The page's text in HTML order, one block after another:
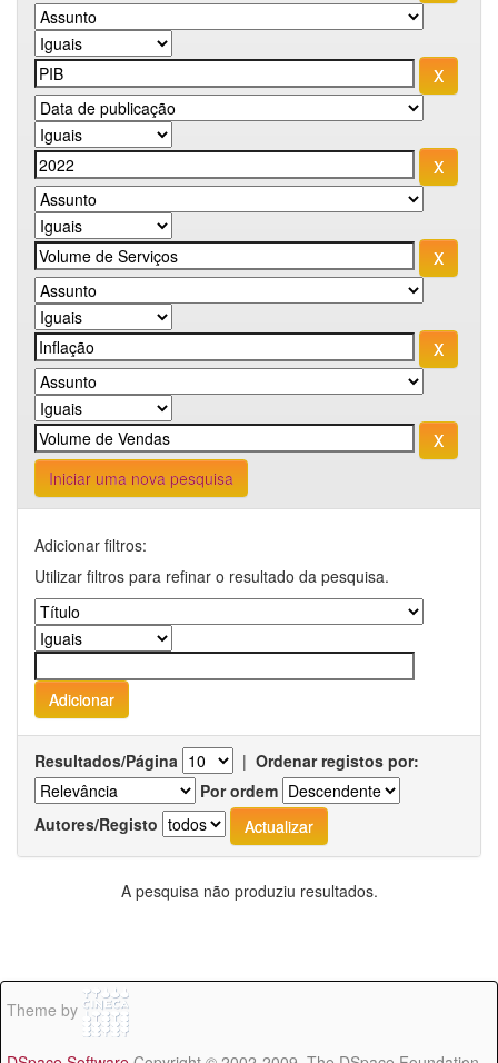
Iniciar uma nova pesquisa
Adicionar filtros:
Utilizar filtros para refinar o resultado da pesquisa.
Resultados/Página | Ordenar registos por:
Por ordem
Autores/Registo
A pesquisa não produziu resultados.
Theme by